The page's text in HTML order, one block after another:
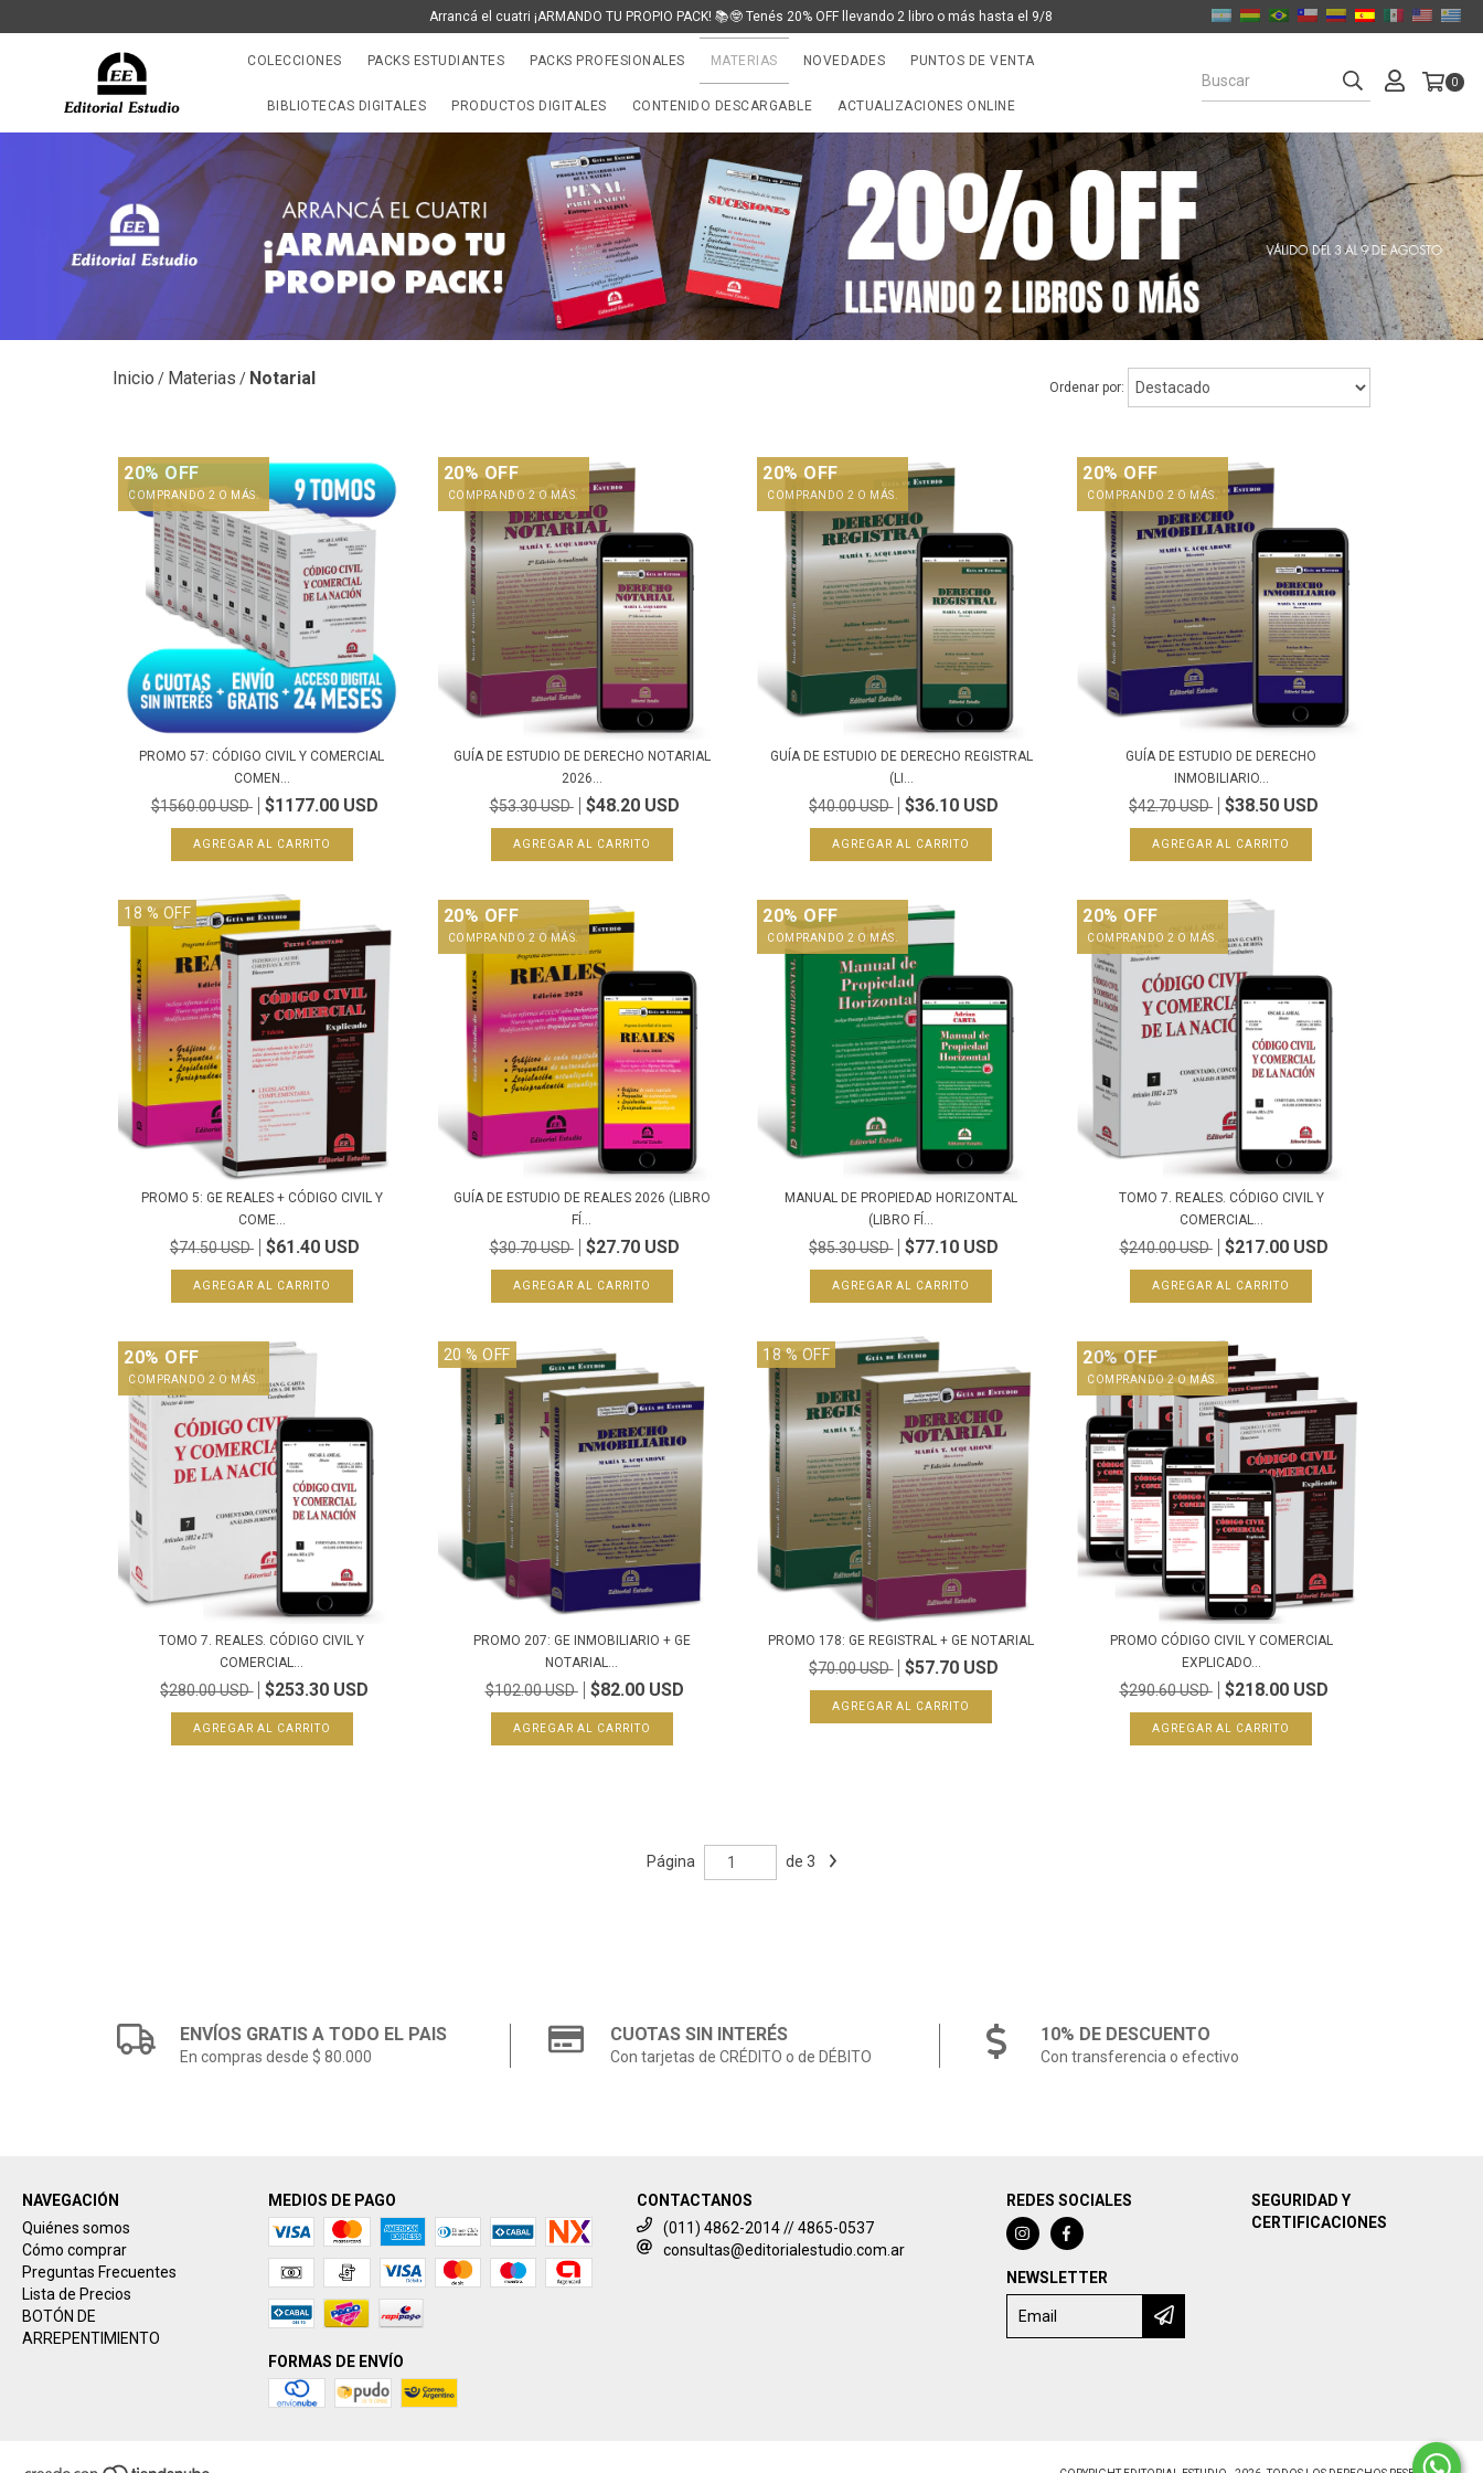
Arrancá el cuatri ¡ARMANDO TU PROPIO PACK! 📚🤓 Tenés 20% OFF llevando 2 libro o más hasta el 9/8
COLECCIONES PACKS ESTUDIANTES PACKS PROFESIONALES MATERIAS NOVEDADES PUNTOS DE VENTA
BIBLIOTECAS DIGITALES PRODUCTOS DIGITALES CONTENIDO DESCARGABLE ACTUALIZACIONES ONLINE
0
Inicio / Materias / Notarial Ordenar por:
20% OFF
COMPRANDO 2 O MÁS.
PROMO 57: CÓDIGO CIVIL Y COMERCIAL
COMEN...
$1560.00 USD $1177.00 USD
20% OFF
COMPRANDO 2 O MÁS.
GUÍA DE ESTUDIO DE DERECHO NOTARIAL
2026...
$53.30 USD $48.20 USD
20% OFF
COMPRANDO 2 O MÁS.
GUÍA DE ESTUDIO DE DERECHO REGISTRAL
(LI...
$40.00 USD $36.10 USD
20% OFF
COMPRANDO 2 O MÁS.
GUÍA DE ESTUDIO DE DERECHO
INMOBILIARIO...
$42.70 USD $38.50 USD
18% OFF
PROMO 5: GE REALES + CÓDIGO CIVIL Y
COME...
$74.50 USD $61.40 USD
20% OFF
COMPRANDO 2 O MÁS.
GUÍA DE ESTUDIO DE REALES 2026 (LIBRO
FÍ...
$30.70 USD $27.70 USD
20% OFF
COMPRANDO 2 O MÁS.
MANUAL DE PROPIEDAD HORIZONTAL
(LIBRO FÍ...
$85.30 USD $77.10 USD
20% OFF
COMPRANDO 2 O MÁS.
TOMO 7. REALES. CÓDIGO CIVIL Y
COMERCIAL...
$240.00 USD $217.00 USD
20% OFF
COMPRANDO 2 O MÁS.
TOMO 7. REALES. CÓDIGO CIVIL Y
COMERCIAL...
$280.00 USD $253.30 USD
20 % OFF
PROMO 207: GE INMOBILIARIO + GE
NOTARIAL...
$102.00 USD $82.00 USD
18 % OFF
PROMO 178: GE REGISTRAL + GE NOTARIAL
$70.00 USD $57.70 USD
20% OFF
COMPRANDO 2 O MÁS.
PROMO CÓDIGO CIVIL Y COMERCIAL
EXPLICADO...
$290.60 USD $218.00 USD
Página de 3
ENVÍOS GRATIS A TODO EL PAIS
En compras desde $ 80.000
CUOTAS SIN INTERÉS
Con tarjetas de CRÉDITO o de DÉBITO
10% DE DESCUENTO
Con transferencia o efectivo
NAVEGACIÓN
Quiénes somos
Cómo comprar
Preguntas Frecuentes
Lista de Precios
BOTÓN DE
ARREPENTIMIENTO
MEDIOS DE PAGO
FORMAS DE ENVÍO
CONTACTANOS
(011) 4862-2014 // 4865-0537
consultas@editorialestudio.com.ar
REDES SOCIALES
NEWSLETTER
SEGURIDAD Y
CERTIFICACIONES